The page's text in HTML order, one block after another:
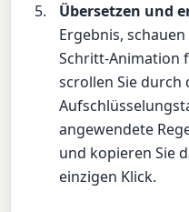
Übersetzen und
Ergebnis,
Schritt-Animation
scrollen Sie durch
angewendete
und kopieren Sie
einzigen Klick.